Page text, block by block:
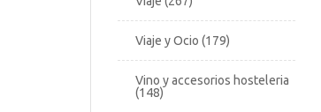
Viaje y Ocio 179
Vino y accesorios hosteleria
148